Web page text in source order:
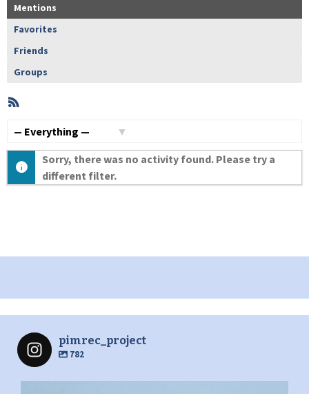
Mentions
Favorites
Friends
Groups
Member
Activities
Sorry, there was no activity found. Please try a
different filter.
pimrec_project
782